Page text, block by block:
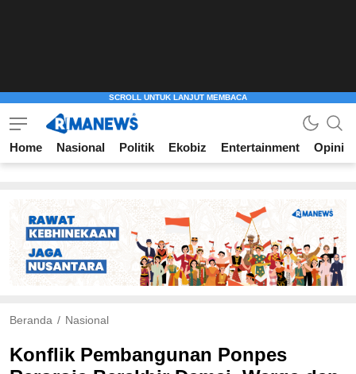
Home Nasional Politik Ekobiz Entertainment Opini
Beranda Nasional
Konflik Pembangunan Ponpes